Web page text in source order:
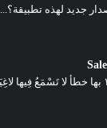
جديد لهذه تطبيقة؟...